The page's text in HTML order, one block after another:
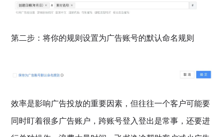
第二步：将你的规则设置为广告账号的默认命名规则
效率是影响广告投放的重要因素，但往往一个客户可能要
同时盯着很多广告账户，跨账号登入登出是常事，还要进